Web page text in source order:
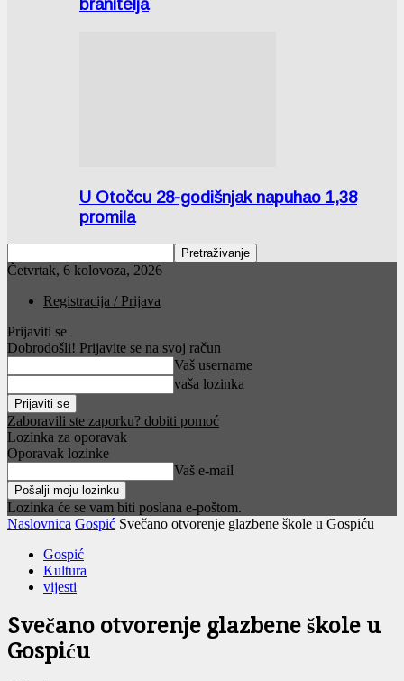
branitelja
U Otočcu 28-godišnjak napuhao 1,38
promila
Četvrtak, 6 kolovoza, 2026
Registracija / Prijava
Prijaviti se
Dobrodošli! Prijavite se na svoj račun
Vaš username
vaša lozinka
Zaboravili ste zaporku? dobiti pomoć
Lozinka za oporavak
Oporavak lozinke
Vaš e-mail
Lozinka će se vam biti poslana e-poštom.
Naslovnica Gospić Svečano otvorenje glazbene škole u Gospiću
Gospić
Kultura
vijesti
Svečano otvorenje glazbene škole u
Gospiću